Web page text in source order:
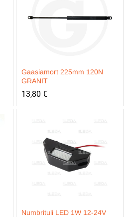
Gaasiamort 225mm 120N
GRANIT
13,80 €
Numbrituli LED 1W 12-24V